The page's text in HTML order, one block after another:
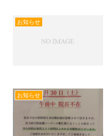
お知らせ
お知らせ